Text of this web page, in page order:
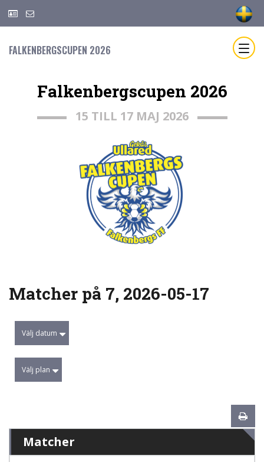
FALKENBERGSCUPEN 2026
Falkenbergscupen 2026
15 TILL 17 MAJ 2026
Matcher på 7, 2026-05-17
Välj datum
Välj plan
Matcher